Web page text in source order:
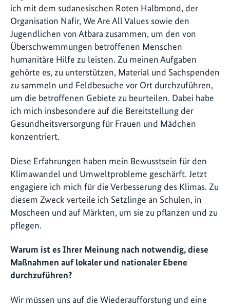
ich mit dem sudanesischen Roten Halbmond, der
Organisation Nafir, We Are All Values sowie den
Jugendlichen von Atbara zusammen, um den von
Überschwemmungen betroffenen Menschen
humanitäre Hilfe zu leisten. Zu meinen Aufgaben
gehörte es, zu unterstützen, Material und Sachspenden
zu sammeln und Feldbesuche vor Ort durchzuführen,
um die betroffenen Gebiete zu beurteilen. Dabei habe
ich mich insbesondere auf die Bereitstellung der
Gesundheitsversorgung für Frauen und Mädchen
konzentriert.
Diese Erfahrungen haben mein Bewusstsein für den
Klimawandel und Umweltprobleme geschärft. Jetzt
engagiere ich mich für die Verbesserung des Klimas. Zu
diesem Zweck verteile ich Setzlinge an Schulen, in
Moscheen und auf Märkten, um sie zu pflanzen und zu
pflegen.
Warum ist es Ihrer Meinung nach notwendig, diese
Maßnahmen auf lokaler und nationaler Ebene
durchzuführen?
Wir müssen uns auf die Wiederaufforstung und eine